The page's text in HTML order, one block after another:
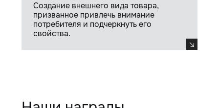
Создание внешнего вида товара,
призванное привлечь внимание
потребителя и подчеркнуть его
свойства.